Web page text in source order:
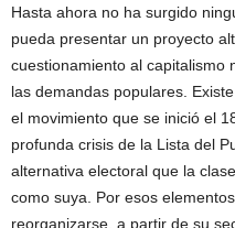
Hasta ahora no ha surgido
pueda presentar un proyecto
cuestionamiento al capitalismo
las demandas populares.
el movimiento que se inició el
profunda crisis de la Lista del
alternativa electoral que la
como suya. Por esos
reorganizarse, a partir de su